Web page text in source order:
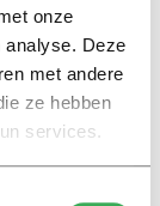
onze
analyse. Deze
met andere
ze hebben
services.
start